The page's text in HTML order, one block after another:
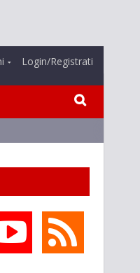
Login/Registrati